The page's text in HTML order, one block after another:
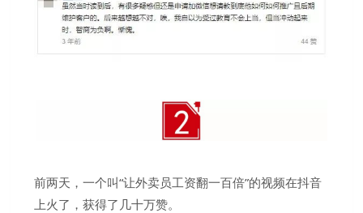
前两天，一个叫“让外卖员工资翻一百倍”的视频在抖音
上火了，获得了几十万赞。